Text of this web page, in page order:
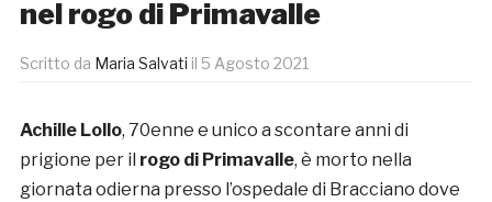
nel rogo di Primavalle
Scritto da Maria Salvati il 5 Agosto 2021
Achille Lollo, 70enne e unico a scontare anni di
prigione per il rogo di Primavalle, è morto nella
giornata odierna presso l’ospedale di Bracciano dove